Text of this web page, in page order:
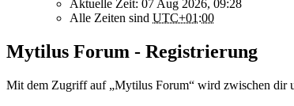
Aktuelle Zeit: 07 Aug 2026, 09:28
Alle Zeiten sind UTC+01:00
Mytilus Forum - Registrierung
Mit dem Zugriff auf „Mytilus Forum“ wird zwischen dir